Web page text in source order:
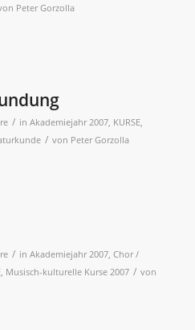
Peter Gorzolla
/ in Akademiejahr 2007, KURSE,
/ von Peter Gorzolla
/ in Akademiejahr 2007, Chor /
, Musisch-kulturelle Kurse 2007 / von